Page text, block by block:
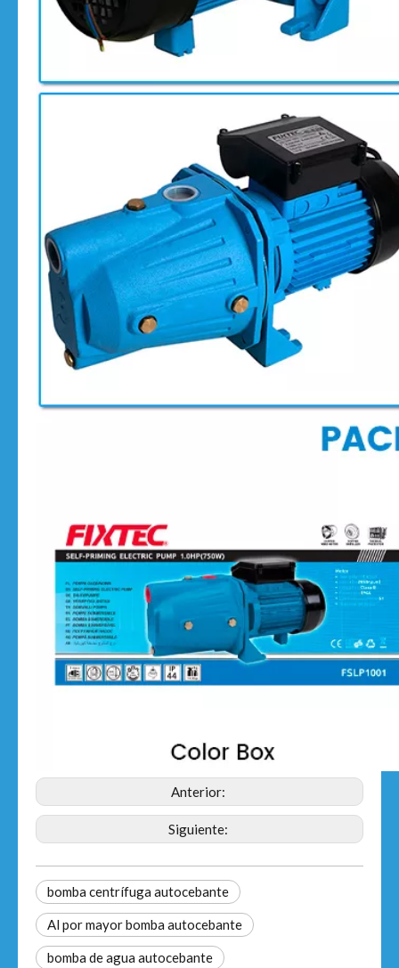
Anterior:
Siguiente:
bomba centrífuga autocebante
Al por mayor bomba autocebante
bomba de agua autocebante